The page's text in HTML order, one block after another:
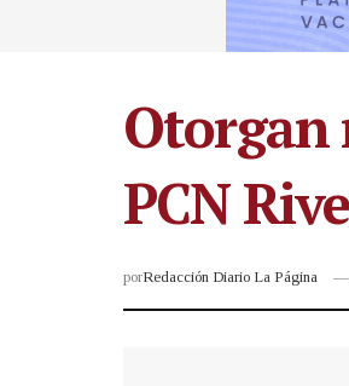
Otorgan
PCN
porRedacción Diario La Página